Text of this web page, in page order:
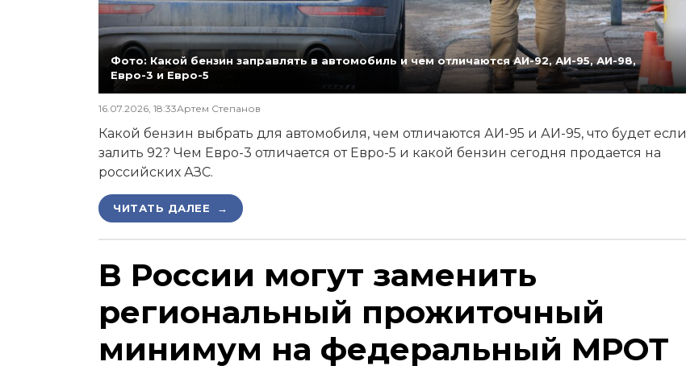
Фото: Какой бензин заправлять в автомобиль и чем отличаются АИ-92, АИ-95, АИ-98,
Евро-3 и Евро-5
16.07.2026, 18:33Артем Степанов
Какой бензин выбрать для автомобиля, чем отличаются АИ-95 и АИ-95, что будет если
залить 92? Чем Евро-3 отличается от Евро-5 и какой бензин сегодня продается на
российских АЗС.
ЧИТАТЬ ДАЛЕЕ →
В России могут заменить
региональный прожиточный
минимум на федеральный МРОТ